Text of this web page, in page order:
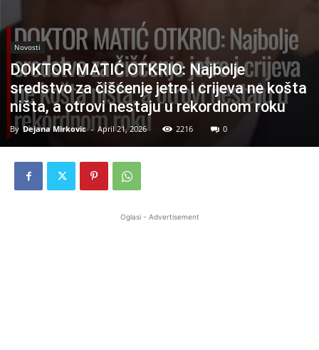
Novosti
DOKTOR MATIĆ OTKRIO: Najbolje
sredstvo za čišćenje jetre i crijeva ne košta
ništa, a otrovi nestaju u rekordnom roku
By Dejana Mirkovic - April 21, 2026 2216 0
Oglasi - Advertisement